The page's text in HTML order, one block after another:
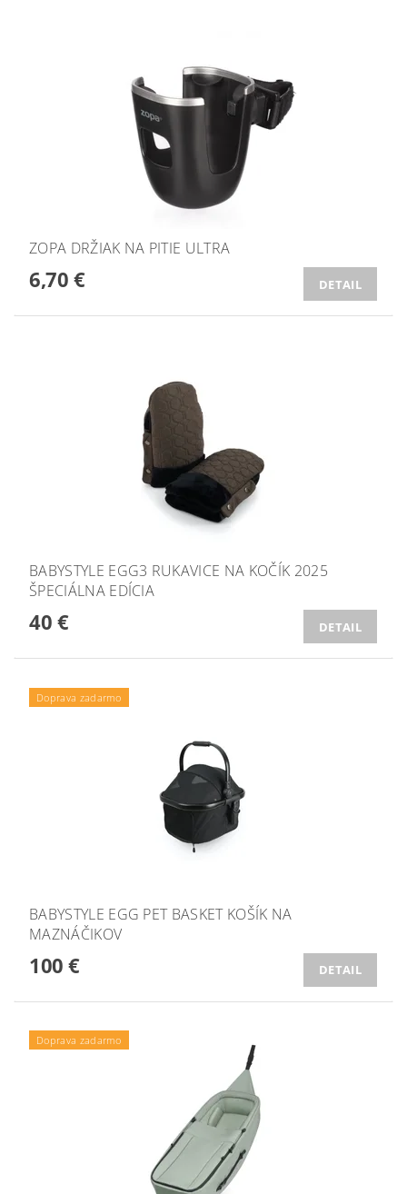
ZOPA DRŽIAK NA PITIE ULTRA
6,70 € DETAIL
BABYSTYLE EGG3 RUKAVICE NA KOČÍK 2025
ŠPECIÁLNA EDÍCIA
40 € DETAIL
Doprava zadarmo
BABYSTYLE EGG PET BASKET KOŠÍK NA
MAZNÁČIKOV
100 € DETAIL
Doprava zadarmo